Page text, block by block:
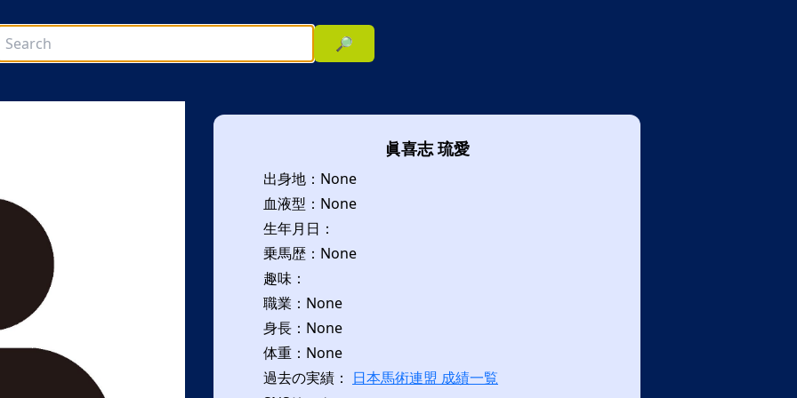
🔎
眞喜志 琉愛
出身地：None
血液型：None
生年月日：
乗馬歴：None
趣味：
職業：None
身長：None
体重：None
過去の実績： 日本馬術連盟 成績一覧